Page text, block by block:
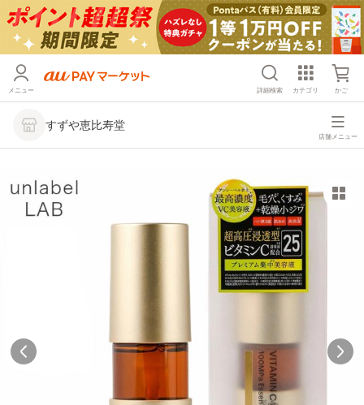
メニュー 詳細検索 カテゴリ かご
すずや恵比寿堂
店舗メニュー